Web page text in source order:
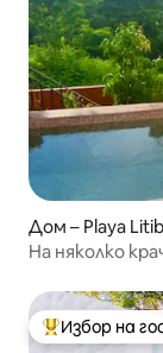
Дом – Playa
a
На няколко
Най-Избор на